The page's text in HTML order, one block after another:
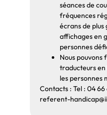
dans ma
séances de
fréquences
écrans de plus
affichages en
personnes
Nous pouvons
traducteurs en
les personnes
Contacts : Tel : 04
referent-